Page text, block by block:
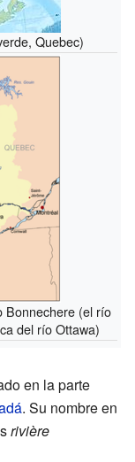
Quebec)
Bonnechere (el río
del río Ottawa)
en la parte
. Su nombre en
rivière